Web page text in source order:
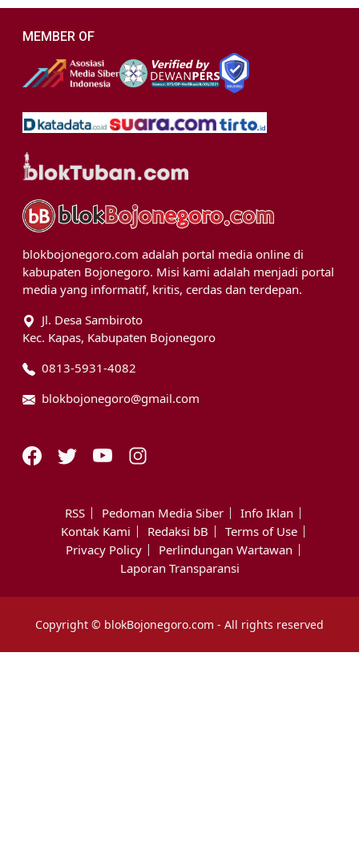
MEMBER OF
blokbojonegoro.com adalah portal media online di
kabupaten Bojonegoro. Misi kami adalah menjadi portal
media yang informatif, kritis, cerdas dan terdepan.
Jl. Desa Sambiroto
Kec. Kapas, Kabupaten Bojonegoro
0813-5931-4082
blokbojonegoro@gmail.com
RSS Pedoman Media Siber
Info Iklan
Kontak Kami
Redaksi bB
Terms of Use
Privacy Policy
Perlindungan Wartawan
Laporan Transparansi
Copyright © blokBojonegoro.com - All rights reserved